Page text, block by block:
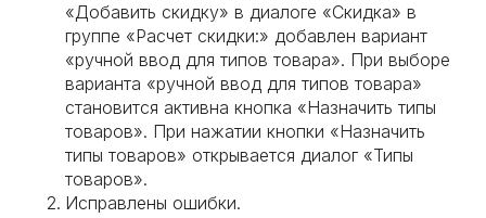
«Добавить скидку» в диалоге «Скидка» в
группе «Расчет скидки:» добавлен вариант
«ручной ввод для типов товара». При выборе
варианта «ручной ввод для типов товара»
становится активна кнопка «Назначить типы
товаров». При нажатии кнопки «Назначить
типы товаров» открывается диалог «Типы
товаров».
Исправлены ошибки.